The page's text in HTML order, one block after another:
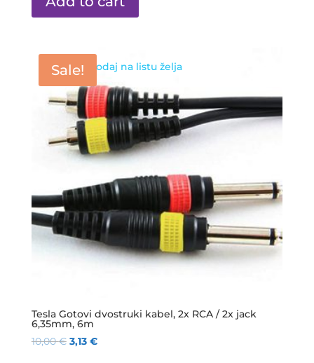
Sale!
Tesla Gotovi dvostruki kabel, 2x RCA / 2x jack
6,35mm, 6m
10,00€ 3,13 €
Dodaj na listu želja